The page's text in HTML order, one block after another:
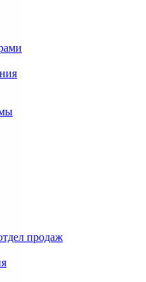
продаж